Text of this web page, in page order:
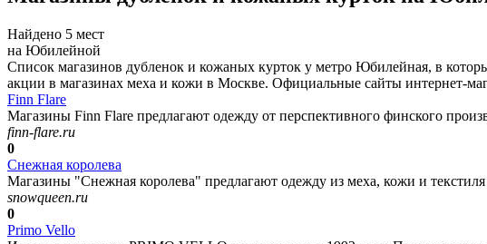
Найдено 5 мест
на Юбилейной
Список магазинов дубленок и кожаных курток у метро Юбилейная, в
акции в магазинах меха и кожи в Москве. Официальные сайты интернет-
Finn Flare
Магазины Finn Flare предлагают одежду от перспективного финского
finn-flare.ru
0
Снежная королева
Магазины "Снежная королева" предлагают одежду из меха, кожи и
snowqueen.ru
0
Primo Vello